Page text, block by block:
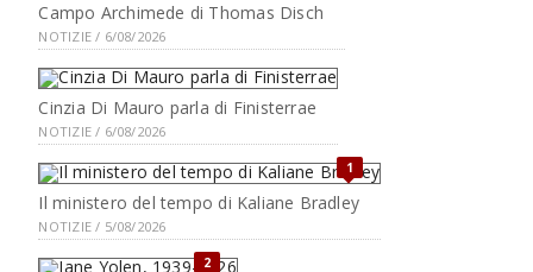
Campo Archimede di Thomas Disch
NOTIZIE / 6/08/2026
Cinzia Di Mauro parla di Finisterrae
NOTIZIE / 6/08/2026
1
Il ministero del tempo di Kaliane Bradley
NOTIZIE / 5/08/2026
2